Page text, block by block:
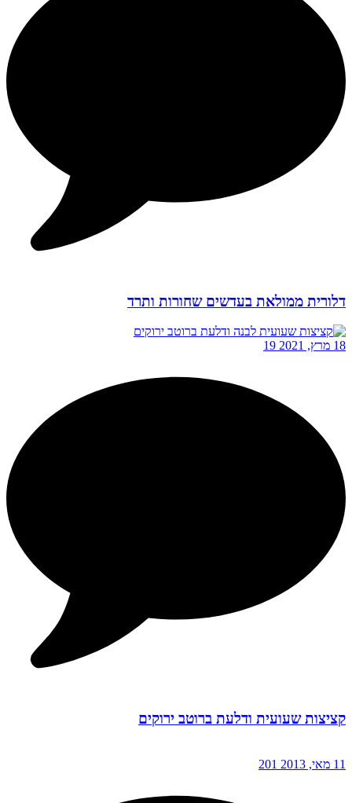
דלורית ממולאת בעדשים שחורות ותרד
18 מרץ, 2021 19
קציצות שעועית ודלעת ברוטב ירוקים
11 מאי, 2013 201